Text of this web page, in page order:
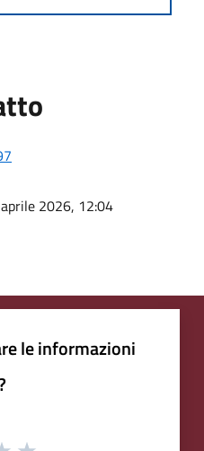
2026, 12:04
le informazioni